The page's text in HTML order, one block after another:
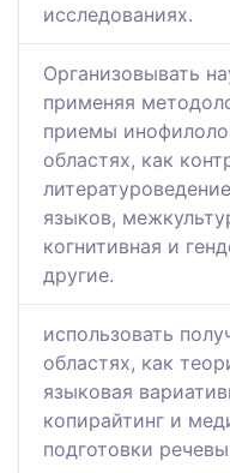
исследованиях.
Организовывать
применяя
приемы
областях, как
языков,
когнитивная и
другие.
использовать
областях, как
языковая
копирайтинг и
подготовки